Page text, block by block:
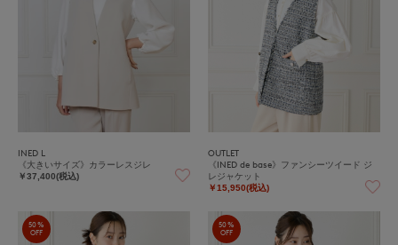
INED L
《大きいサイズ》カラーレスジレ
￥37,400(税込)
OUTLET
《INED de base》ファンシーツイード ジ
レジャケット
￥15,950(税込)
50%
OFF
50%
OFF